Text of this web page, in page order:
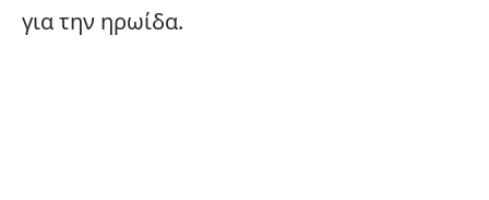
για την ηρωίδα.